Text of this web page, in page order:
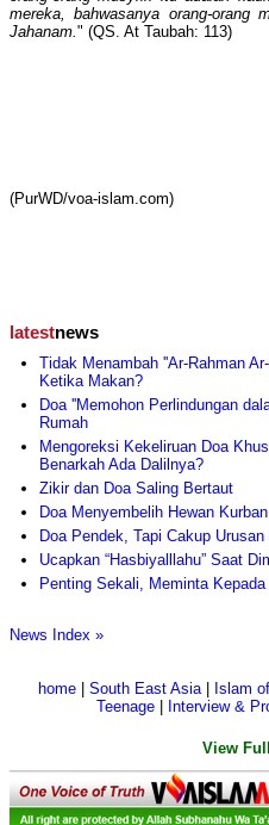
mereka, bahwasanya orang-orang
Jahanam." (QS. At Taubah: 113)
(PurWD/voa-islam.com)
latestnews
Tidak Menambah ''Ar-Rahman
Ketika Makan?
Doa ''Memohon Perlindungan
Rumah
Mengoreksi Kekeliruan Doa
Benarkah Ada Dalilnya?
Zikir dan Doa Saling Bertaut
Doa Menyembelih Hewan Kurban
Doa Pendek, Tapi Cakup
Ucapkan “Hasbiyalllahu” Saat
Penting Sekali, Meminta Kepada
News Index »
home| South East Asia| Islam
Teenage
Interview &
View